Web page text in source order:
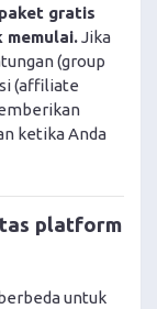
paket gratis
Jika
(group
(affiliate
ketika Anda
platform
untuk